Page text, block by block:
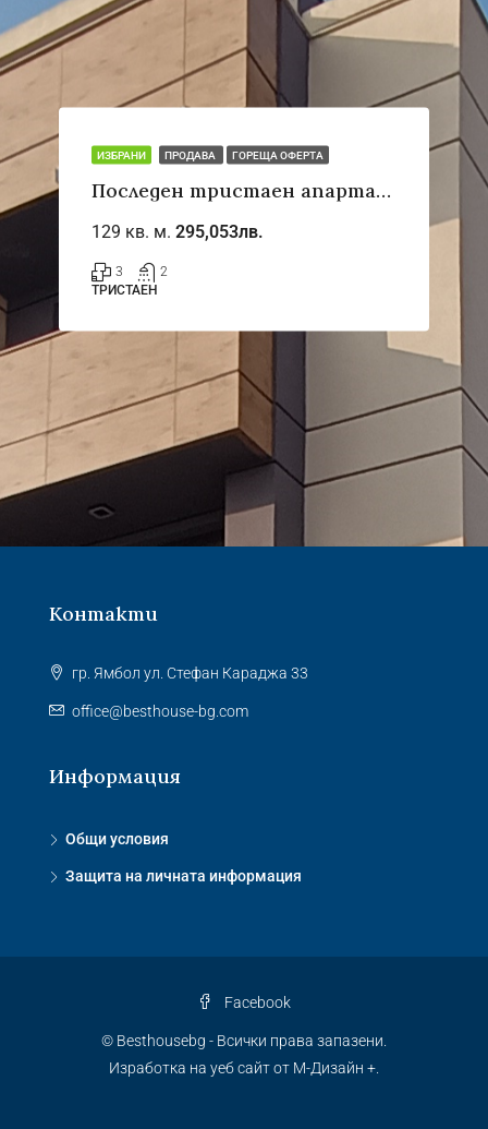
ИЗБРАНИ ПРОДАВА ГОРЕЩА ОФЕРТА
Последен тристаен апартамент, ново строителство с Акт 16
129 кв. м. 295,053лв.
3
2
ТРИСТАЕН
Контакти
гр. Ямбол ул. Стефан Караджа 33
office@besthouse-bg.com
Информация
Общи условия
Защита на личната информация
Facebook
© Besthousebg - Всички права запазени.
Изработка на уеб сайт от М-Дизайн +.